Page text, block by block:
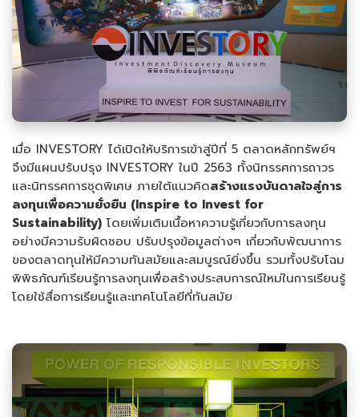
เมื่อ INVESTORY ได้เปิดให้บริการเข้าสู่ปีที่ 5 ตลาดหลักทรัพย์ฯ
จึงมีแผนปรับปรุง INVESTORY ในปี 2563 ทั้งนิทรรศการถาวร
และนิทรรศการชุดพิเศษ ภายใต้แนวคิดสร้างแรงบันดาลใจสู่การ
ลงทุนเพื่อความยั่งยืน (Inspire to Invest for
Sustainability) โดยเพิ่มเติมเนื้อหาความรู้เกี่ยวกับการลงทุน
อย่างมีความรับผิดชอบ ปรับปรุงข้อมูลต่างๆ เกี่ยวกับพัฒนาการ
ของตลาดทุนให้มีความทันสมัยและสมบูรณ์ยิ่งขึ้น รวมทั้งปรับโฉม
พิพิธภัณฑ์เรียนรู้การลงทุนเพื่อสร้างประสบการณ์ใหม่ในการเรียนรู้
โดยใช้สื่อการเรียนรู้และเทคโนโลยีที่ทันสมัย